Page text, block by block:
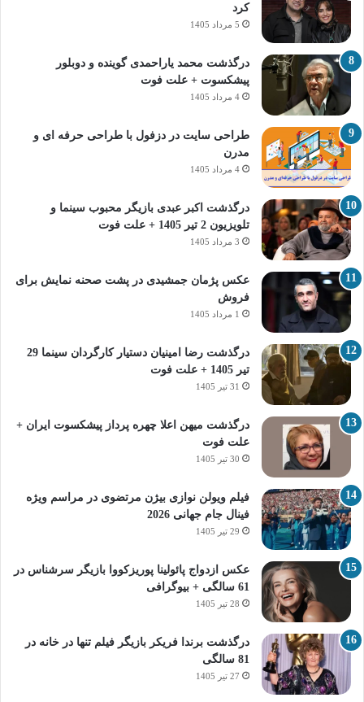
کرد
5 مرداد 1405
درگذشت محمد یاراحمدی گوینده و دوبلور
پیشکسوت + علت فوت
4 مرداد 1405
طراحی سایت در دزفول با طراحی حرفه‌ ای و
مدرن
4 مرداد 1405
درگذشت اکبر عبدی بازیگر محبوب سینما و
تلویزیون 2 تیر 1405 + علت فوت
3 مرداد 1405
عکس پژمان جمشیدی در پشت صحنه نمایش برای
فروش
1 مرداد 1405
درگذشت رضا امینیان دستیار کارگردان سینما 29
تیر 1405 + علت فوت
31 تیر 1405
درگذشت میهن اعلا چهره پرداز پیشکسوت ایران +
علت فوت
30 تیر 1405
فیلم ویولن نوازی بیژن مرتضوی در مراسم ویژه
فینال جام جهانی 2026
29 تیر 1405
عکس ازدواج پائولینا پوریزکووا بازیگر سرشناس در
61 سالگی + بیوگرافی
28 تیر 1405
درگذشت برندا فریکر بازیگر فیلم تنها در خانه در
81 سالگی
27 تیر 1405